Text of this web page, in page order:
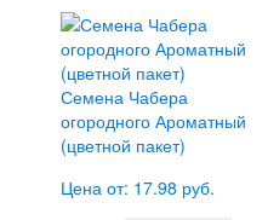
Семена Чабера
огородного Ароматный
(цветной пакет)
Цена от: 17.98 руб.